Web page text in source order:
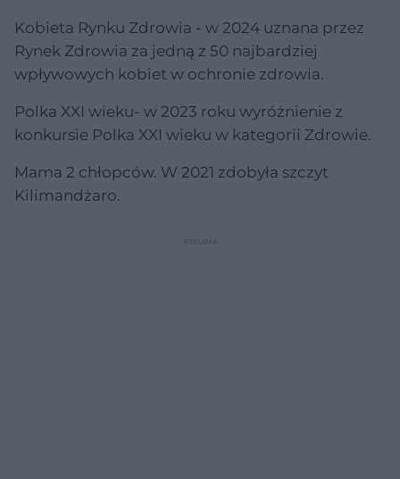
Kobieta Rynku Zdrowia - w 2024 uznana przez
Rynek Zdrowia za jedną z 50 najbardziej
wpływowych kobiet w ochronie zdrowia.
Polka XXI wieku- w 2023 roku wyróżnienie z
konkursie Polka XXI wieku w kategorii Zdrowie.
Mama 2 chłopców. W 2021 zdobyła szczyt
Kilimandżaro.